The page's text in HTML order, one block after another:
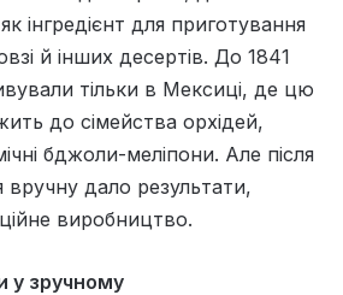
інгредієнт для приготування
й інших десертів. До 1841
тільки в Мексиці, де цю
до сімейства орхідей,
бджоли-меліпони. Але після
вручну дало результати,
виробництво.
у зручному